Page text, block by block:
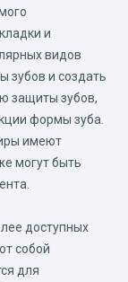
и
видов
зубов и создать
защиты зубов,
формы зуба.
имеют
могут быть
доступных
собой
для